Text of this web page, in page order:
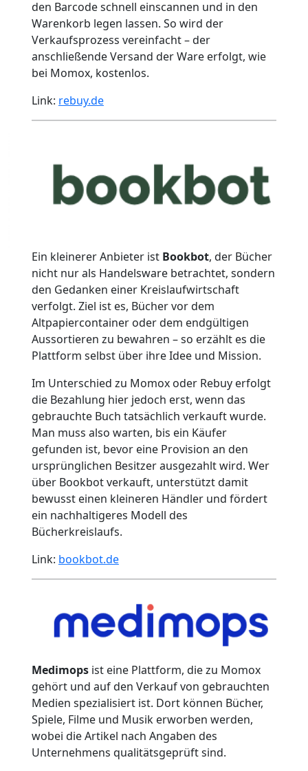
den Barcode schnell einscannen und in den
Warenkorb legen lassen. So wird der
Verkaufsprozess vereinfacht – der
anschließende Versand der Ware erfolgt, wie
bei Momox, kostenlos.
Link: rebuy.de
Ein kleinerer Anbieter ist Bookbot, der Bücher
nicht nur als Handelsware betrachtet, sondern
den Gedanken einer Kreislaufwirtschaft
verfolgt. Ziel ist es, Bücher vor dem
Altpapiercontainer oder dem endgültigen
Aussortieren zu bewahren – so erzählt es die
Plattform selbst über ihre Idee und Mission.
Im Unterschied zu Momox oder Rebuy erfolgt
die Bezahlung hier jedoch erst, wenn das
gebrauchte Buch tatsächlich verkauft wurde.
Man muss also warten, bis ein Käufer
gefunden ist, bevor eine Provision an den
ursprünglichen Besitzer ausgezahlt wird. Wer
über Bookbot verkauft, unterstützt damit
bewusst einen kleineren Händler und fördert
ein nachhaltigeres Modell des
Bücherkreislaufs.
Link: bookbot.de
Medimopsist eine Plattform, die zu Momox
gehört und auf den Verkauf von gebrauchten
Medien spezialisiert ist. Dort können Bücher,
Spiele, Filme und Musik erworben werden,
wobei die Artikel nach Angaben des
Unternehmens qualitätsgeprüft sind.